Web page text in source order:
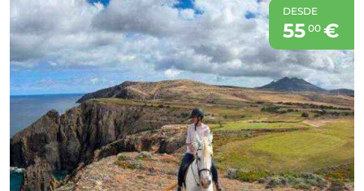
DESDE
55 00€